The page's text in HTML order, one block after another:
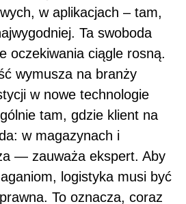
w aplikacjach – tam,
Ta swoboda
oczekiwania ciągle rosną.
wymusza na branży
w nowe technologie
tam, gdzie klient na
w magazynach i
— zauważa ekspert. Aby
logistyka musi być
To oznacza, coraz